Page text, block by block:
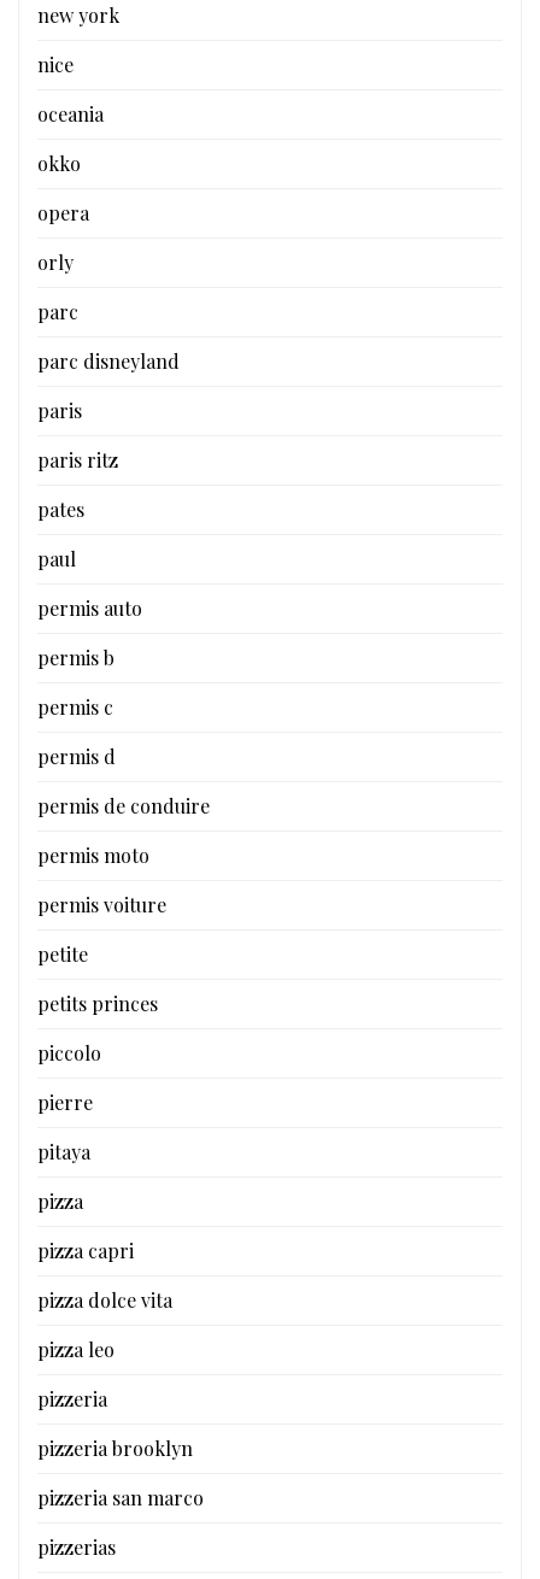
new york
nice
oceania
okko
opera
orly
parc
parc disneyland
paris
paris ritz
pates
paul
permis auto
permis b
permis c
permis d
permis de conduire
permis moto
permis voiture
petite
petits princes
piccolo
pierre
pitaya
pizza
pizza capri
pizza dolce vita
pizza leo
pizzeria
pizzeria brooklyn
pizzeria san marco
pizzerias